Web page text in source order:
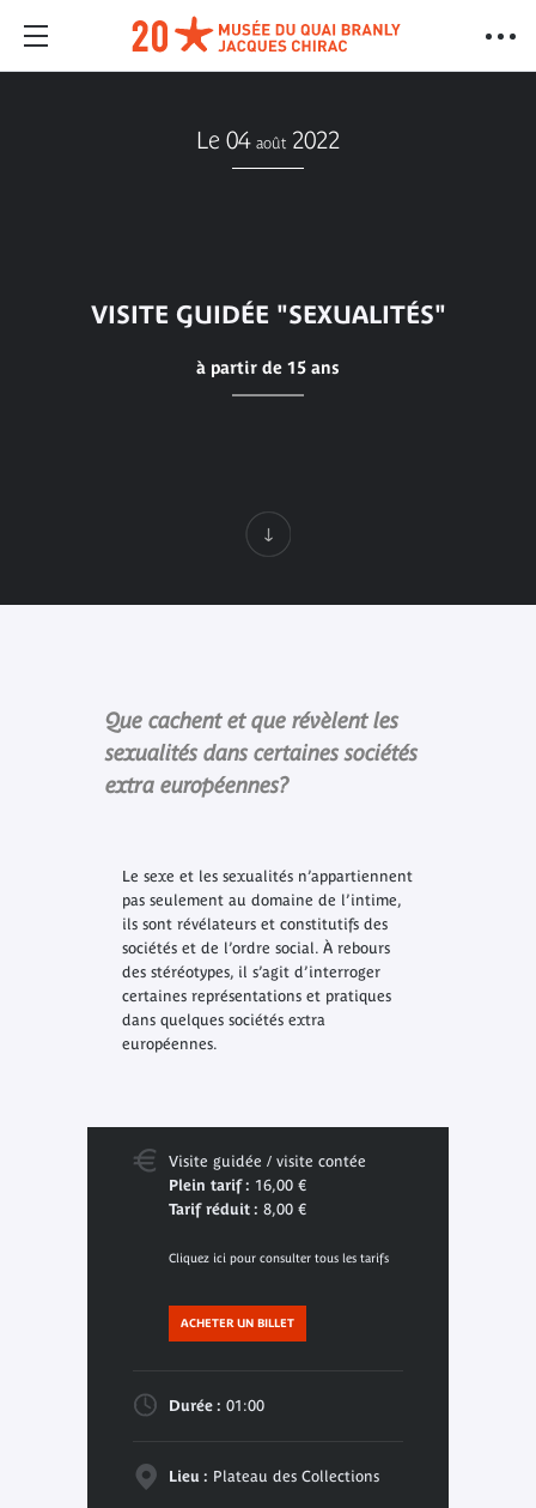
Le 04 août 2022
VISITE GUIDÉE "SEXUALITÉS"
à partir de 15 ans
Que cachent et que révèlent les
sexualités dans certaines sociétés
extra européennes?
Le sexe et les sexualités n’appartiennent
pas seulement au domaine de l’intime,
ils sont révélateurs et constitutifs des
sociétés et de l’ordre social. À rebours
des stéréotypes, il s’agit d’interroger
certaines représentations et pratiques
dans quelques sociétés extra
européennes.
Visite guidée / visite contée
Plein tarif : 16,00 €
Tarif réduit : 8,00 €
Cliquez ici pour consulter tous les tarifs
ACHETER UN BILLET
Durée : 01:00
Lieu : Plateau des Collections